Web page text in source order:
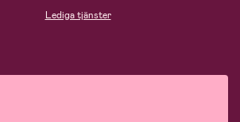
Lediga tjänster